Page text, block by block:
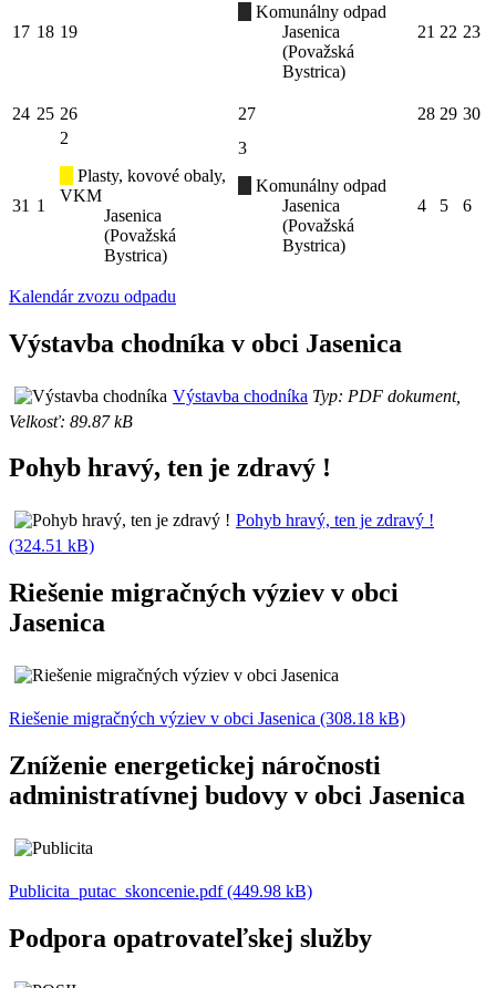
17 18 19
Komunálny odpad
Jasenica
(Považská
Bystrica)
21 22 23
24 25 26 27 28 29 30
31 1
2
Plasty, kovové obaly,
VKM
Jasenica
(Považská
Bystrica)
3
Komunálny odpad
Jasenica
(Považská
Bystrica)
4 5 6
Kalendár zvozu odpadu
Výstavba chodníka v obci Jasenica
Výstavba chodníka Typ: PDF dokument,
Velkosť: 89.87 kB
Pohyb hravý, ten je zdravý !
Pohyb hravý, ten je zdravý !
(324.51 kB)
Riešenie migračných výziev v obci
Jasenica
Riešenie migračných výziev v obci Jasenica (308.18 kB)
Zníženie energetickej náročnosti
administratívnej budovy v obci Jasenica
Publicita_putac_skoncenie.pdf (449.98 kB)
Podpora opatrovateľskej služby